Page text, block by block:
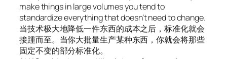
make things in large volumes you tend to
standardize everything that doesn’t need to change.
当技术极大地降低一件东西的成本之后，标准化就会
接踵而至。当你大批量生产某种东西，你就会将那些
固定不变的部分标准化。